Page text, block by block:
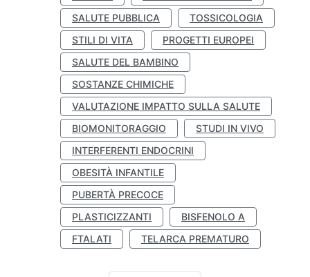
SALUTE PUBBLICA
TOSSICOLOGIA
STILI DI VITA
PROGETTI EUROPEI
SALUTE DEL BAMBINO
SOSTANZE CHIMICHE
VALUTAZIONE IMPATTO SULLA SALUTE
BIOMONITORAGGIO
STUDI IN VIVO
INTERFERENTI ENDOCRINI
OBESITÀ INFANTILE
PUBERTÀ PRECOCE
PLASTICIZZANTI
BISFENOLO A
FTALATI
TELARCA PREMATURO